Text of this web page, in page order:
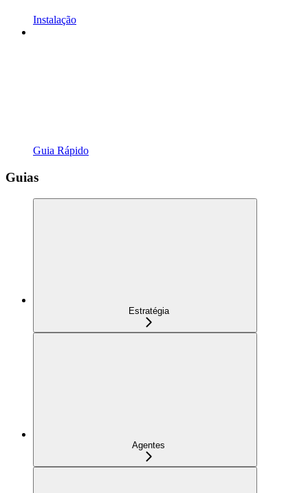
Instalação
Guia Rápido
Guias
Estratégia
Agentes